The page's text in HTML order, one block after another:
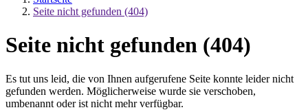
Seite nicht gefunden (404)
Seite nicht gefunden (404)
Es tut uns leid, die von Ihnen aufgerufene Seite konnte leider nicht
gefunden werden. Möglicherweise wurde sie verschoben,
umbenannt oder ist nicht mehr verfügbar.